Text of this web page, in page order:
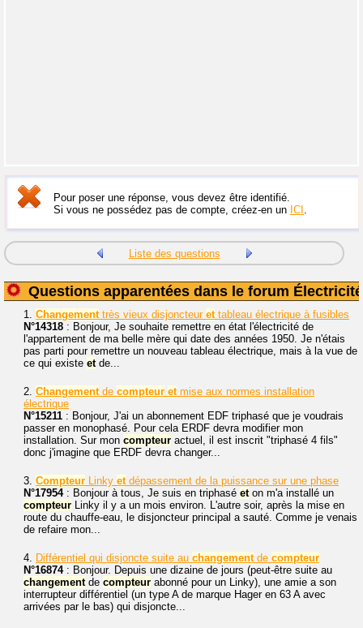
Pour poser une réponse, vous devez être identifié.
Si vous ne possédez pas de compte, créez-en un ICI .
Liste des questions
Questions apparentées dans le forum Électricité
1. Changementtrès vieux disjoncteur ettableau électrique à fusibles
N°14318 : Bonjour, Je souhaite remettre en état l'électricité de
l'appartement de ma belle mère qui date des années 1950. Je n'étais
pas parti pour remettre un nouveau tableau électrique, mais à la vue de
ce qui existe etde...
2. Changementde compteur etmise aux normes installation
électrique
N°15211 : Bonjour, J'ai un abonnement EDF triphasé que je voudrais
passer en monophasé. Pour cela ERDF devra modifier mon
installation. Sur mon compteur actuel, il est inscrit "triphasé 4 fils"
donc j'imagine que ERDF devra changer...
3. Compteur Linky etdépassement de la puissance sur une phase
N°17954: Bonjour à tous, Je suis en triphasé eton m'a installé un
compteur Linky il y a un mois environ. L'autre soir, après la mise en
route du chauffe-eau, le disjoncteur principal a sauté. Comme je venais
de refaire mon...
4. Différentiel qui disjoncte suite au changementde compteur
N°16874: Bonjour. Depuis une dizaine de jours (peut-être suite au
changementde compteur abonné pour un Linky), une amie a son
interrupteur différentiel (un type A de marque Hager en 63 A avec
arrivées par le bas) qui disjoncte...